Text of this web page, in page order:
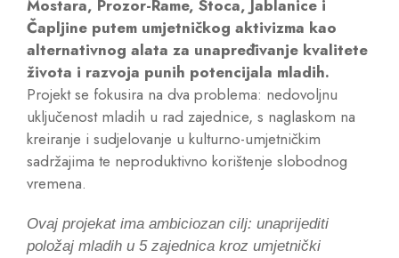
Mostara, Prozor-Rame, Stoca, Jablanice i
Čapljine putem umjetničkog aktivizma kao
alternativnog alata za unapređivanje kvalitete
života i razvoja punih potencijala mladih.
Projekt se fokusira na dva problema: nedovoljnu
uključenost mladih u rad zajednice, s naglaskom na
kreiranje i sudjelovanje u kulturno-umjetničkim
sadržajima te neproduktivno korištenje slobodnog
vremena.
Ovaj projekat ima ambiciozan cilj: unaprijediti
položaj mladih u 5 zajednica kroz umjetnički